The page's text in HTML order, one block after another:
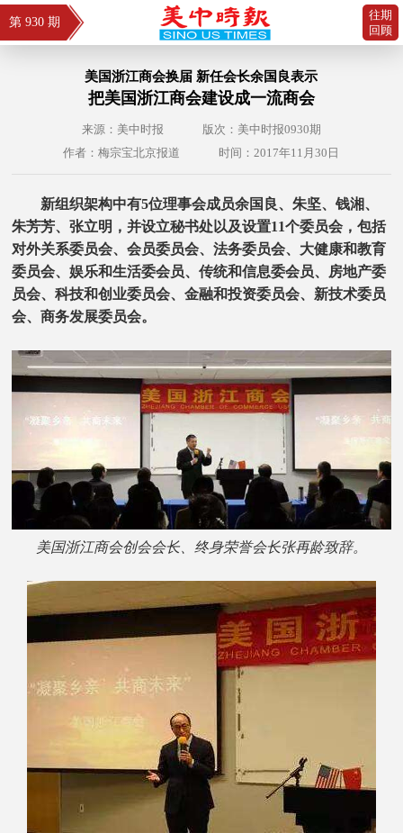
第 930 期
往期
回顾
美国浙江商会换届 新任会长余国良表示
把美国浙江商会建设成一流商会
来源：美中时报
版次：美中时报0930期
作者：梅宗宝北京报道
时间：2017年11月30日
新组织架构中有5位理事会成员余国良、朱坚、钱湘、
朱芳芳、张立明，并设立秘书处以及设置11个委员会，包括
对外关系委员会、会员委员会、法务委员会、大健康和教育
委员会、娱乐和生活委会员、传统和信息委会员、房地产委
员会、科技和创业委员会、金融和投资委员会、新技术委员
会、商务发展委员会。
美国浙江商会创会会长、终身荣誉会长张再龄致辞。